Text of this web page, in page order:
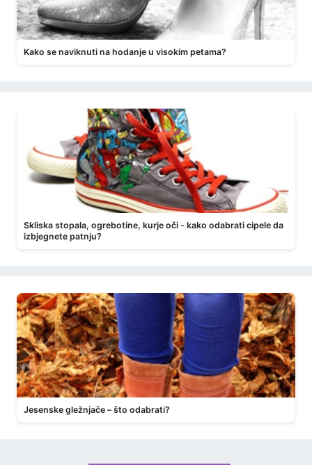
Kako se naviknuti na hodanje u visokim petama?
Skliska stopala, ogrebotine, kurje oči - kako odabrati cipele da
izbjegnete patnju?
Jesenske gležnjače – što odabrati?